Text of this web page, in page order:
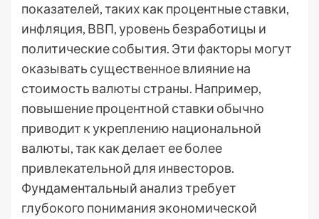
показателей, таких как процентные ставки,
инфляция, ВВП, уровень безработицы и
политические события. Эти факторы могут
оказывать существенное влияние на
стоимость валюты страны. Например,
повышение процентной ставки обычно
приводит к укреплению национальной
валюты, так как делает ее более
привлекательной для инвесторов.
Фундаментальный анализ требует
глубокого понимания экономической